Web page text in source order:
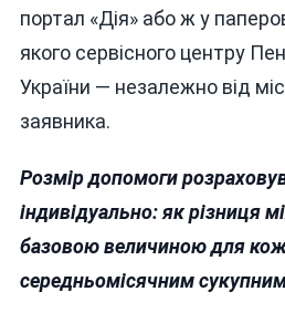
портал «Дія» або ж у
якого сервісного центру
України — незалежно від
заявника.
Розмір допомоги
індивідуально: як різниця
базовою величиною для
середньомісячним